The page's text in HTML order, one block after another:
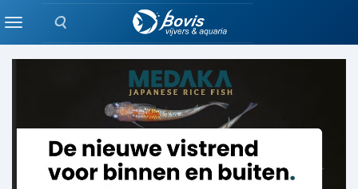
Zoeken
MenuProducten